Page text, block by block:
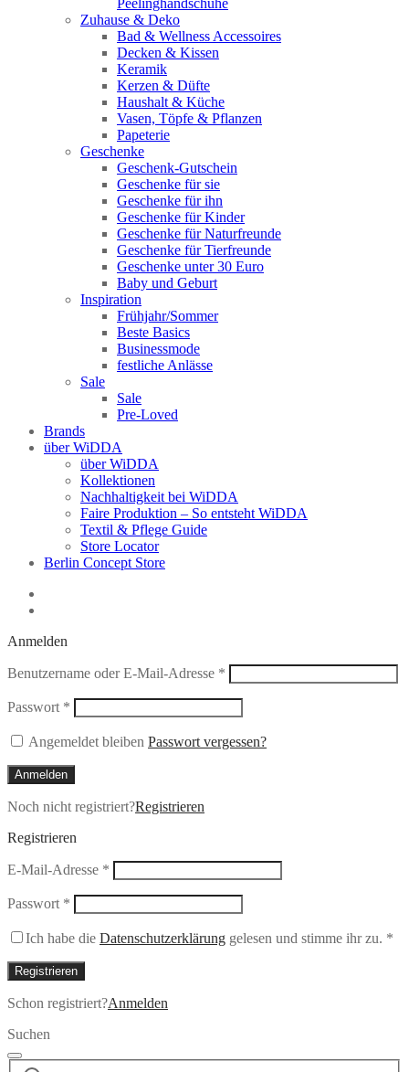
Zuhause & Deko
Bad & Wellness Accessoires
Decken & Kissen
Keramik
Kerzen & Düfte
Haushalt & Küche
Vasen, Töpfe & Pflanzen
Papeterie
Geschenke
Geschenk-Gutschein
Geschenke für sie
Geschenke für ihn
Geschenke für Kinder
Geschenke für Naturfreunde
Geschenke für Tierfreunde
Geschenke unter 30 Euro
Baby und Geburt
Inspiration
Frühjahr/Sommer
Beste Basics
Businessmode
festliche Anlässe
Sale
Sale
Pre-Loved
Brands
über WiDDA
über WiDDA
Kollektionen
Nachhaltigkeit bei WiDDA
Faire Produktion – So entsteht WiDDA
Textil & Pflege Guide
Store Locator
Berlin Concept Store
Anmelden
Benutzername oder E-Mail-Adresse * Erforderlich
Passwort * Erforderlich
Angemeldet bleiben Passwort vergessen?
Anmelden
Noch nicht registriert?Registrieren
Registrieren
E-Mail-Adresse * Erforderlich
Passwort * Erforderlich
Ich habe die Datenschutzerklärung gelesen und stimme ihr zu. *
Registrieren
Schon registriert?Anmelden
Suchen
Suchen